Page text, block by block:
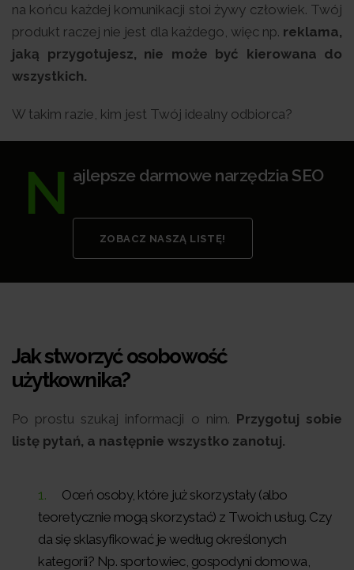
na końcu każdej komunikacji stoi żywy człowiek. Twój
produkt raczej nie jest dla każdego, więc np. reklama,
jaką przygotujesz, nie może być kierowana do
wszystkich.
W takim razie, kim jest Twój idealny odbiorca?
N ajlepsze darmowe narzędzia SEO
ZOBACZ NASZĄ LISTĘ!
Jak stworzyć osobowość
użytkownika?
Po prostu szukaj informacji o nim. Przygotuj sobie
listę pytań, a następnie wszystko zanotuj.
Oceń osoby, które już skorzystały (albo
teoretycznie mogą skorzystać) z Twoich usług. Czy
da się sklasyfikować je według określonych
kategorii? Np. sportowiec, gospodyni domowa,